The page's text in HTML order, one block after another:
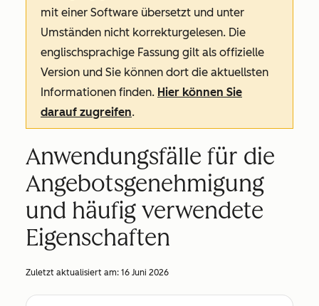
mit einer Software übersetzt und unter
Umständen nicht korrekturgelesen. Die
englischsprachige Fassung gilt als offizielle
Version und Sie können dort die aktuellsten
Informationen finden. Hier können Sie
darauf zugreifen.
Anwendungsfälle für die
Angebotsgenehmigung
und häufig verwendete
Eigenschaften
Zuletzt aktualisiert am: 16 Juni 2026